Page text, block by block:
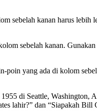
sebelah kanan harus
sebelah kanan.
poin yang ada di kolom
di Seattle, Washington,
lahir?” dan “Siapakah Bill